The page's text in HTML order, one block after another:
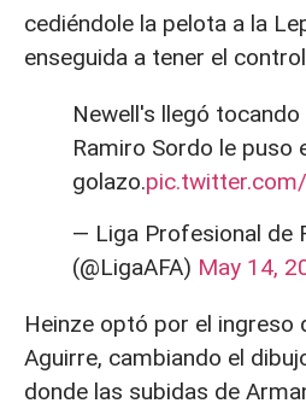
cediéndole la pelota a la
enseguida a tener el
Newell's llegó
Ramiro Sordo le puso
golazo.
— Liga Profesional de
(@LigaAFA) May 14,
Heinze optó por el ingreso
Aguirre, cambiando el
donde las subidas de